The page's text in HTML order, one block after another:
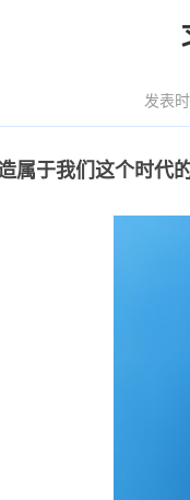
发表
属于我们这个时